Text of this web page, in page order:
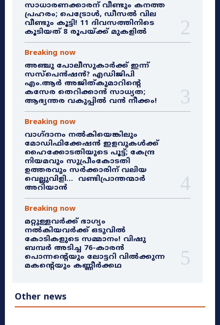
സാധാരണക്കാരന് വീണ്ടും കനത്ത
പ്രഹരം; പെട്രോൾ, ഡീസൽ വില
വീണ്ടും കൂട്ടി! 11 ദിവസത്തിനിടെ
കൂടിയത് 8 രൂപയ്ക്ക് മുകളിൽ
Breaking now
അഞ്ചു പോലീസുകാർക്ക് ഇന്ന്
സസ്‌പെൻഷൻ? എഡിജിപി
എം.ആർ അജിത്കുമാറിൻ്റെ
കസേര തെറിക്കാൻ സാധ്യത;
ആഭ്യന്തര വകുപ്പിൽ വൻ നീക്കം!
Breaking now
വാഗ്ദാനം നൽകിയെങ്കിലും
മോഡിഫിക്കേഷൻ ഇളവുകൾക്ക്
ഹൈക്കോടതിയുടെ പൂട്ട്; കേന്ദ്ര
നിയമവും സുപ്രീംകോടതി
ഉത്തരവും സർക്കാരിന് വലിയ
വെല്ലുവിളി… വണ്ടിപ്രാന്തന്മാർ
അറിയാൻ
Breaking now
മറ്റുള്ളവർക്ക് ഭാഗ്യം
നൽകിയവർക്ക് ഒടുവിൽ
കോടികളുടെ സമ്മാനം! വിഷു
ബമ്പർ അടിച്ച 76-കാരൻ
പൊന്നന്റെയും ലോട്ടറി വിൽക്കുന്ന
മകന്റെയും കണ്ണീർക്കഥ
Other news